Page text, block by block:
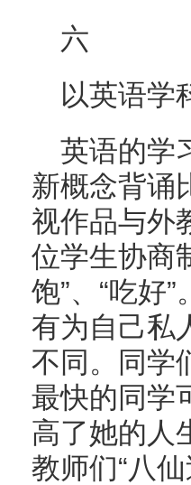
六
以英语学
英语的学
新概念背诵
视作品与外
位学生协商
饱”、“吃好
有为自己私
不同。同学
最快的同学
高了她的人
教师们“八